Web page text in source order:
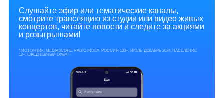
Слушайте эфир или тематические каналы,
смотрите трансляцию из студии или видео живых
концертов, читайте новости и следите за акциями
и розыгрышами!
* ИСТОЧНИК: MEDIASCOPE, RADIO INDEX. РОССИЯ 100+, ИЮЛЬ-ДЕКАБРЬ 2024, НАСЕЛЕНИЕ
12+. ЕЖЕДНЕВНЫЙ ОХВАТ